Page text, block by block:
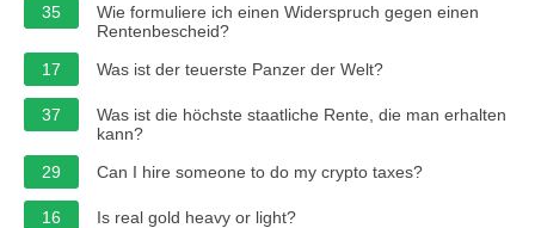
35
Wie formuliere ich einen Widerspruch gegen einen
Rentenbescheid?
17
Was ist der teuerste Panzer der Welt?
37
Was ist die höchste staatliche Rente, die man erhalten
kann?
29
Can I hire someone to do my crypto taxes?
16 Is real gold heavy or light?